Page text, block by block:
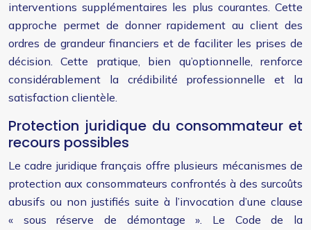
interventions supplémentaires les plus courantes. Cette
approche permet de donner rapidement au client des
ordres de grandeur financiers et de faciliter les prises de
décision. Cette pratique, bien qu’optionnelle, renforce
considérablement la crédibilité professionnelle et la
satisfaction clientèle.
Protection juridique du consommateur et
recours possibles
Le cadre juridique français offre plusieurs mécanismes de
protection aux consommateurs confrontés à des surcoûts
abusifs ou non justifiés suite à l’invocation d’une clause
« sous réserve de démontage ». Le Code de la